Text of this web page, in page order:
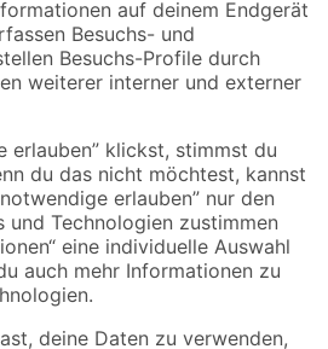
Versandarten